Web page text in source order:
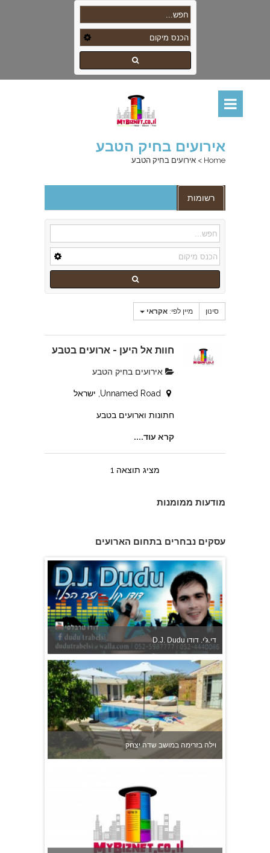
אירועים בחיק הטבע
Home
> אירועים בחיק הטבע
רשומות
סינון מיין לפי: אקראי
חוות אל היען - ארועים בטבע
אירועים בחיק הטבע
חתונות וארועים בטבע
קרא עוד....
מציג תוצאה 1
מודעות ממומנות
עסקים נבחרים בתחום הארועים
לירונלה - עוגות לארועים מיוחדים
D.J. Dudu די.ג'י. דודו
וילה בזרימה במושב שדה יצחק